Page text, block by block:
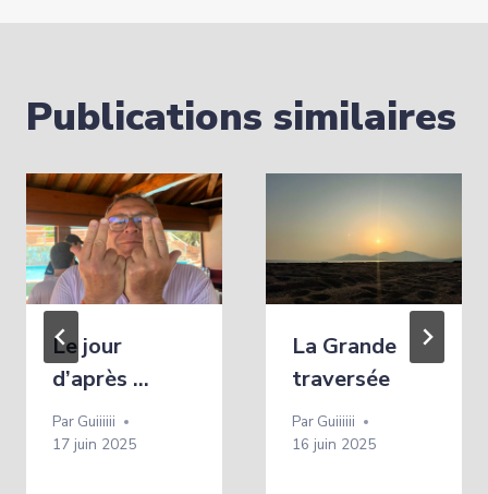
Publications similaires
Le jour
d’après …
Par Guiiiiii
17 juin 2025
La Grande
traversée
Par Guiiiiii
16 juin 2025